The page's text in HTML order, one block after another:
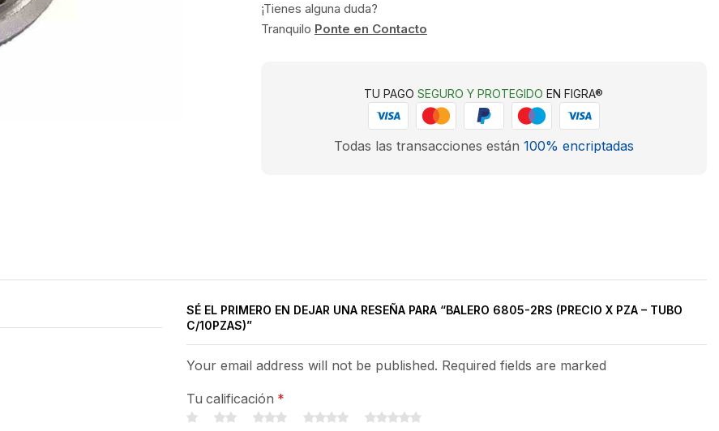
¡Tienes alguna duda?
Tranquilo Ponte en Contacto
TU PAGOSEGURO Y PROTEGIDO EN FIGRA®
Todas las transacciones están 100% encriptadas
SÉ EL PRIMERO EN DEJAR UNA RESEÑA PARA “BALERO 6805-2RS (PRECIO X PZA – TUBO
C/10PZAS)”
Your email address will not be published. Required fields are marked
Tu calificación *